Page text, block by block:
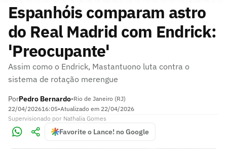
Espanhóis comparam astro
do Real Madrid com Endrick:
'Preocupante'
Assim como o Endrick, Mastantuono luta contra o
sistema de rotação merengue
PorPedro Bernardo•Rio de Janeiro (RJ)
22/04/202616:05•Atualizado em 22/04/2026
Supervisionado por Nathalia Gomes
Favorite o Lance! no Google